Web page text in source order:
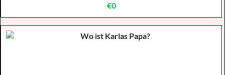
€0